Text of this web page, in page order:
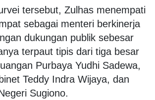
tersebut, Zulhas menempati
sebagai menteri berkinerja
dukungan publik sebesar
terpaut tipis dari tiga besar
Purbaya Yudhi Sadewa,
Teddy Indra Wijaya, dan
Sugiono.